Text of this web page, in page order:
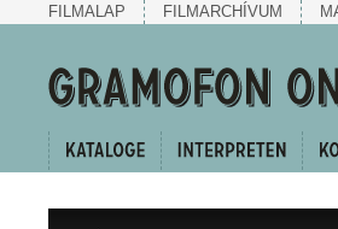
FILMALAP FILMARCHÍVUM